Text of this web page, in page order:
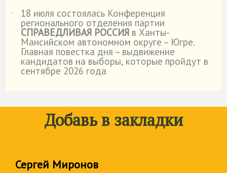
˙
18 июля состоялась Конференция
регионального отделения партии
СПРАВЕДЛИВАЯ РОССИЯ в Ханты-
Мансийском автономном округе – Югре.
Главная повестка дня – выдвижение
кандидатов на выборы, которые пройдут в
сентябре 2026 года
Добавь в закладки
Сергей Миронов